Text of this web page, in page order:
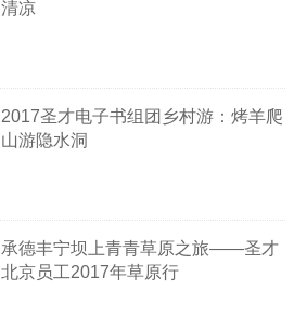
清凉
2017圣才电子书组团乡村游：烤羊爬
山游隐水洞
承德丰宁坝上青青草原之旅——圣才
北京员工2017年草原行